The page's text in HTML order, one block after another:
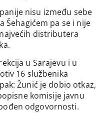
nisu između sebe
Šehagićem pa se i nije
distributera
u Sarajevu i u
16 službenika
Žunić je dobio otkaz,
komisije javnu
odgovornosti.